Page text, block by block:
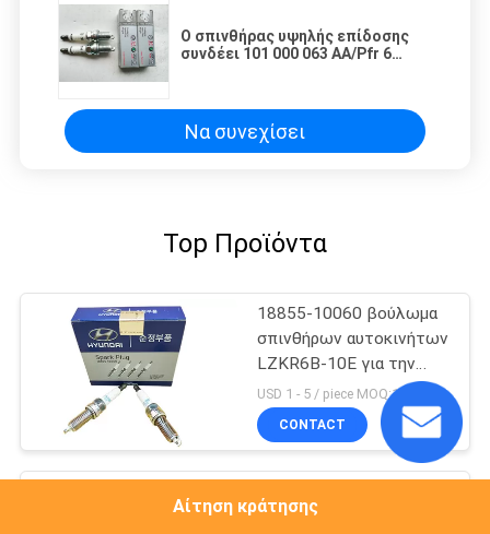
Ο σπινθήρας υψηλής επίδοσης
συνδέει 101 000 063 AA/Pfr 6
Να συνεχίσει
Top Προϊόντα
18855-10060 βούλωμα
σπινθήρων αυτοκινήτων
LZKR6B-10E για την
ψυχή 1.6L Hyundai I20
I30 2011 Kia του 2010
USD 1 - 5 / piece MOQ:100 τεμάχια
CONTACT
SILZKR6B11 σπινθήρων
Αίτηση κράτησης